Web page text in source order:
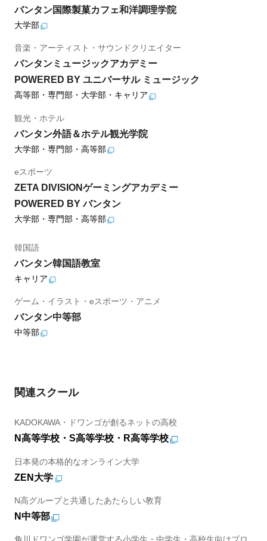
バンタン国際製菓カフェ和洋調理学院
大学部
音楽・アーティスト・サウンドクリエイター
バンタンミュージックアカデミー
POWERED BY ユニバーサル ミュージック
高等部・専門部・大学部・キャリア
観光・ホテル
バンタン外語＆ホテル観光学院
大学部・専門部・高等部
eスポーツ
ZETA DIVISIONゲーミングアカデミー
POWERED BY バンタン
大学部・専門部・高等部
韓国語
バンタン韓国語教室
キャリア
ゲーム・イラスト・eスポーツ・アニメ
バンタン中等部
中等部
関連スクール
KADOKAWA・ドワンゴが創るネットの高校
N高等学校・S高等学校・R高等学校
日本発の本格的なオンライン大学
ZEN大学
N高グループと共通したあたらしい教育
N中等部